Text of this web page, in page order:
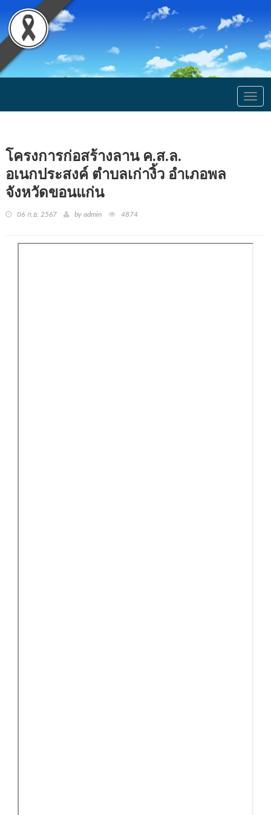
โครงการก่อสร้างลาน ค.ส.ล.
อเนกประสงค์ ตำบลเก่างิ้ว อำเภอพล
จังหวัดขอนแก่น
06 ก.ย. 2567 by admin 4874